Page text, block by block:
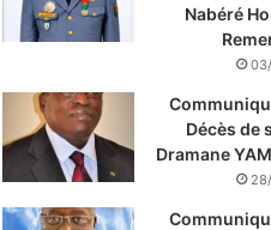
Nabéré
Décès de
Dramane